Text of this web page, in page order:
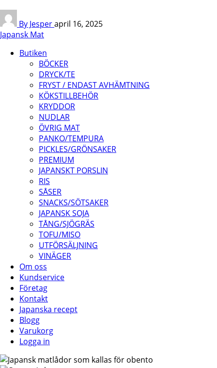
By Jesperapril 16, 2025
Japansk Mat
Butiken
BÖCKER
DRYCK/TE
FRYST / ENDAST AVHÄMTNING
KÖKSTILLBEHÖR
KRYDDOR
NUDLAR
ÖVRIG MAT
PANKO/TEMPURA
PICKLES/GRÖNSAKER
PREMIUM
JAPANSKT PORSLIN
RIS
SÅSER
SNACKS/SÖTSAKER
JAPANSK SOJA
TÅNG/SJÖGRÄS
TOFU/MISO
UTFÖRSÄLJNING
VINÄGER
Om oss
Kundservice
Företag
Kontakt
Japanska recept
Blogg
Varukorg
Logga in